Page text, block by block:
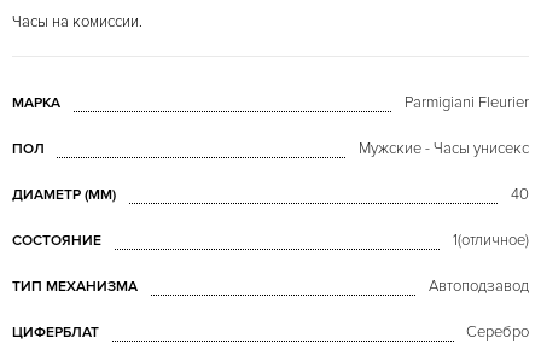
Часы на комиссии.
МАРКА Parmigiani Fleurier
ПОЛ Мужские - Часы унисекс
ДИАМЕТР (MM) 40
СОСТОЯНИЕ 1(отличное)
ТИП МЕХАНИЗМА Автоподзавод
ЦИФЕРБЛАТ Серебро